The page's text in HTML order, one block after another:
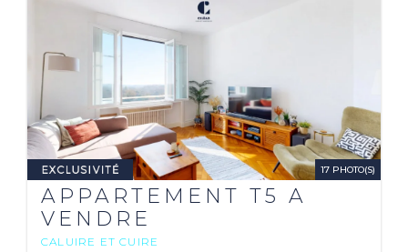
17 PHOTO(S)
APPARTEMENT T5 A
VENDRE
CALUIRE ET CUIRE